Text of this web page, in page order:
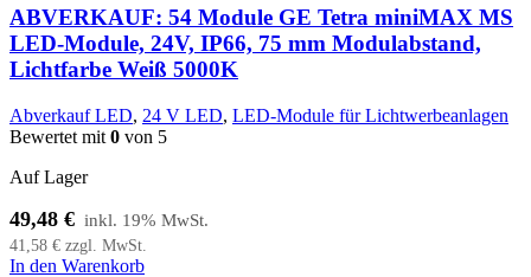
ABVERKAUF: 54 Module GE Tetra miniMAX MS
LED-Module, 24V, IP66, 75 mm Modulabstand,
Lichtfarbe Weiß 5000K
Abverkauf LED, 24 V LED, LED-Module für Lichtwerbeanlagen
Bewertet mit 0 von 5
Auf Lager
49,48 €
41,58 € zzgl. MwSt.
In den Warenkorb